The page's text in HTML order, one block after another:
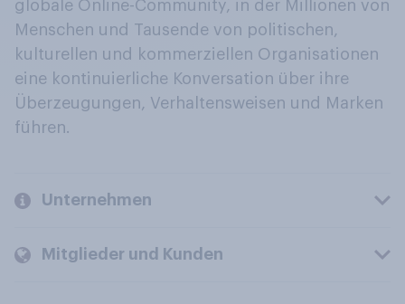
globale Online-Community, in der Millionen von
Menschen und Tausende von politischen,
kulturellen und kommerziellen Organisationen
eine kontinuierliche Konversation über ihre
Überzeugungen, Verhaltensweisen und Marken
führen.
Unternehmen
Mitglieder und Kunden